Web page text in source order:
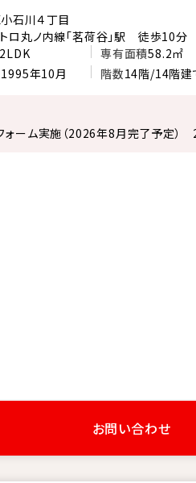
石川４丁目
ロ丸ノ内線「茗荷谷」駅 徒歩10分
2LDK 専有面積58.2㎡
1995年10月 階数14階/14階建
ォーム実施（2026年8月完了予定）
お問い合わせ